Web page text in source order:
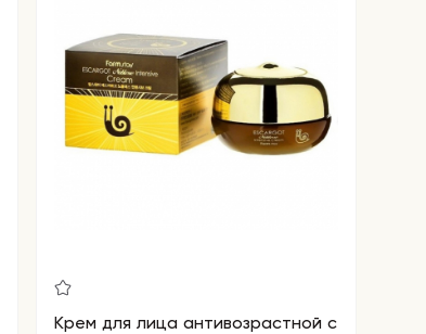
Крем для лица антивозрастной с